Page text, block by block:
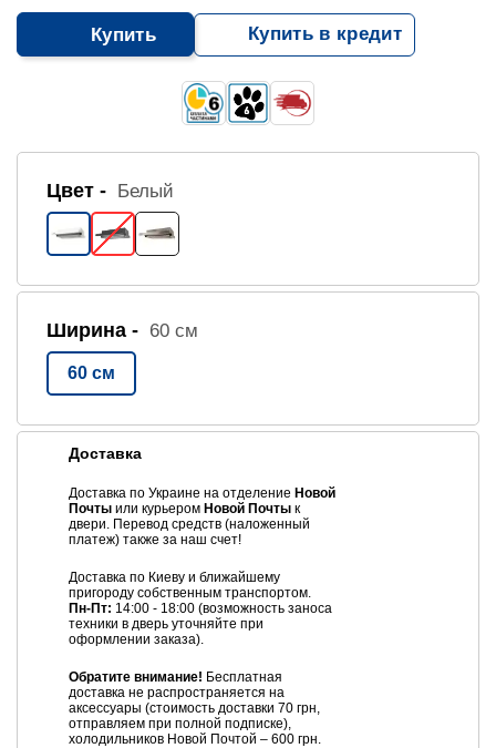
Купить Купить в кредит
Цвет - Белый
Ширина - 60 см
60 см
Доставка
Доставка по Украине на отделение Новой
Почты или курьером Новой Почты к
двери. Перевод средств (наложенный
платеж) также за наш счет!
Доставка по Киеву и ближайшему
пригороду собственным транспортом.
Пн-Пт: 14:00 - 18:00 (возможность заноса
техники в дверь уточняйте при
оформлении заказа).
Обратите внимание! Бесплатная
доставка не распространяется на
аксессуары (стоимость доставки 70 грн,
отправляем при полной подписке),
холодильников Новой Почтой – 600 грн.